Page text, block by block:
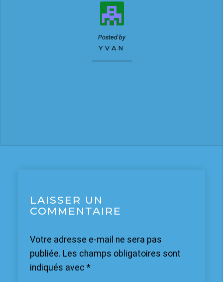
Posted by
YVAN
LAISSER UN
COMMENTAIRE
Votre adresse e-mail ne sera pas
publiée. Les champs obligatoires sont
indiqués avec *